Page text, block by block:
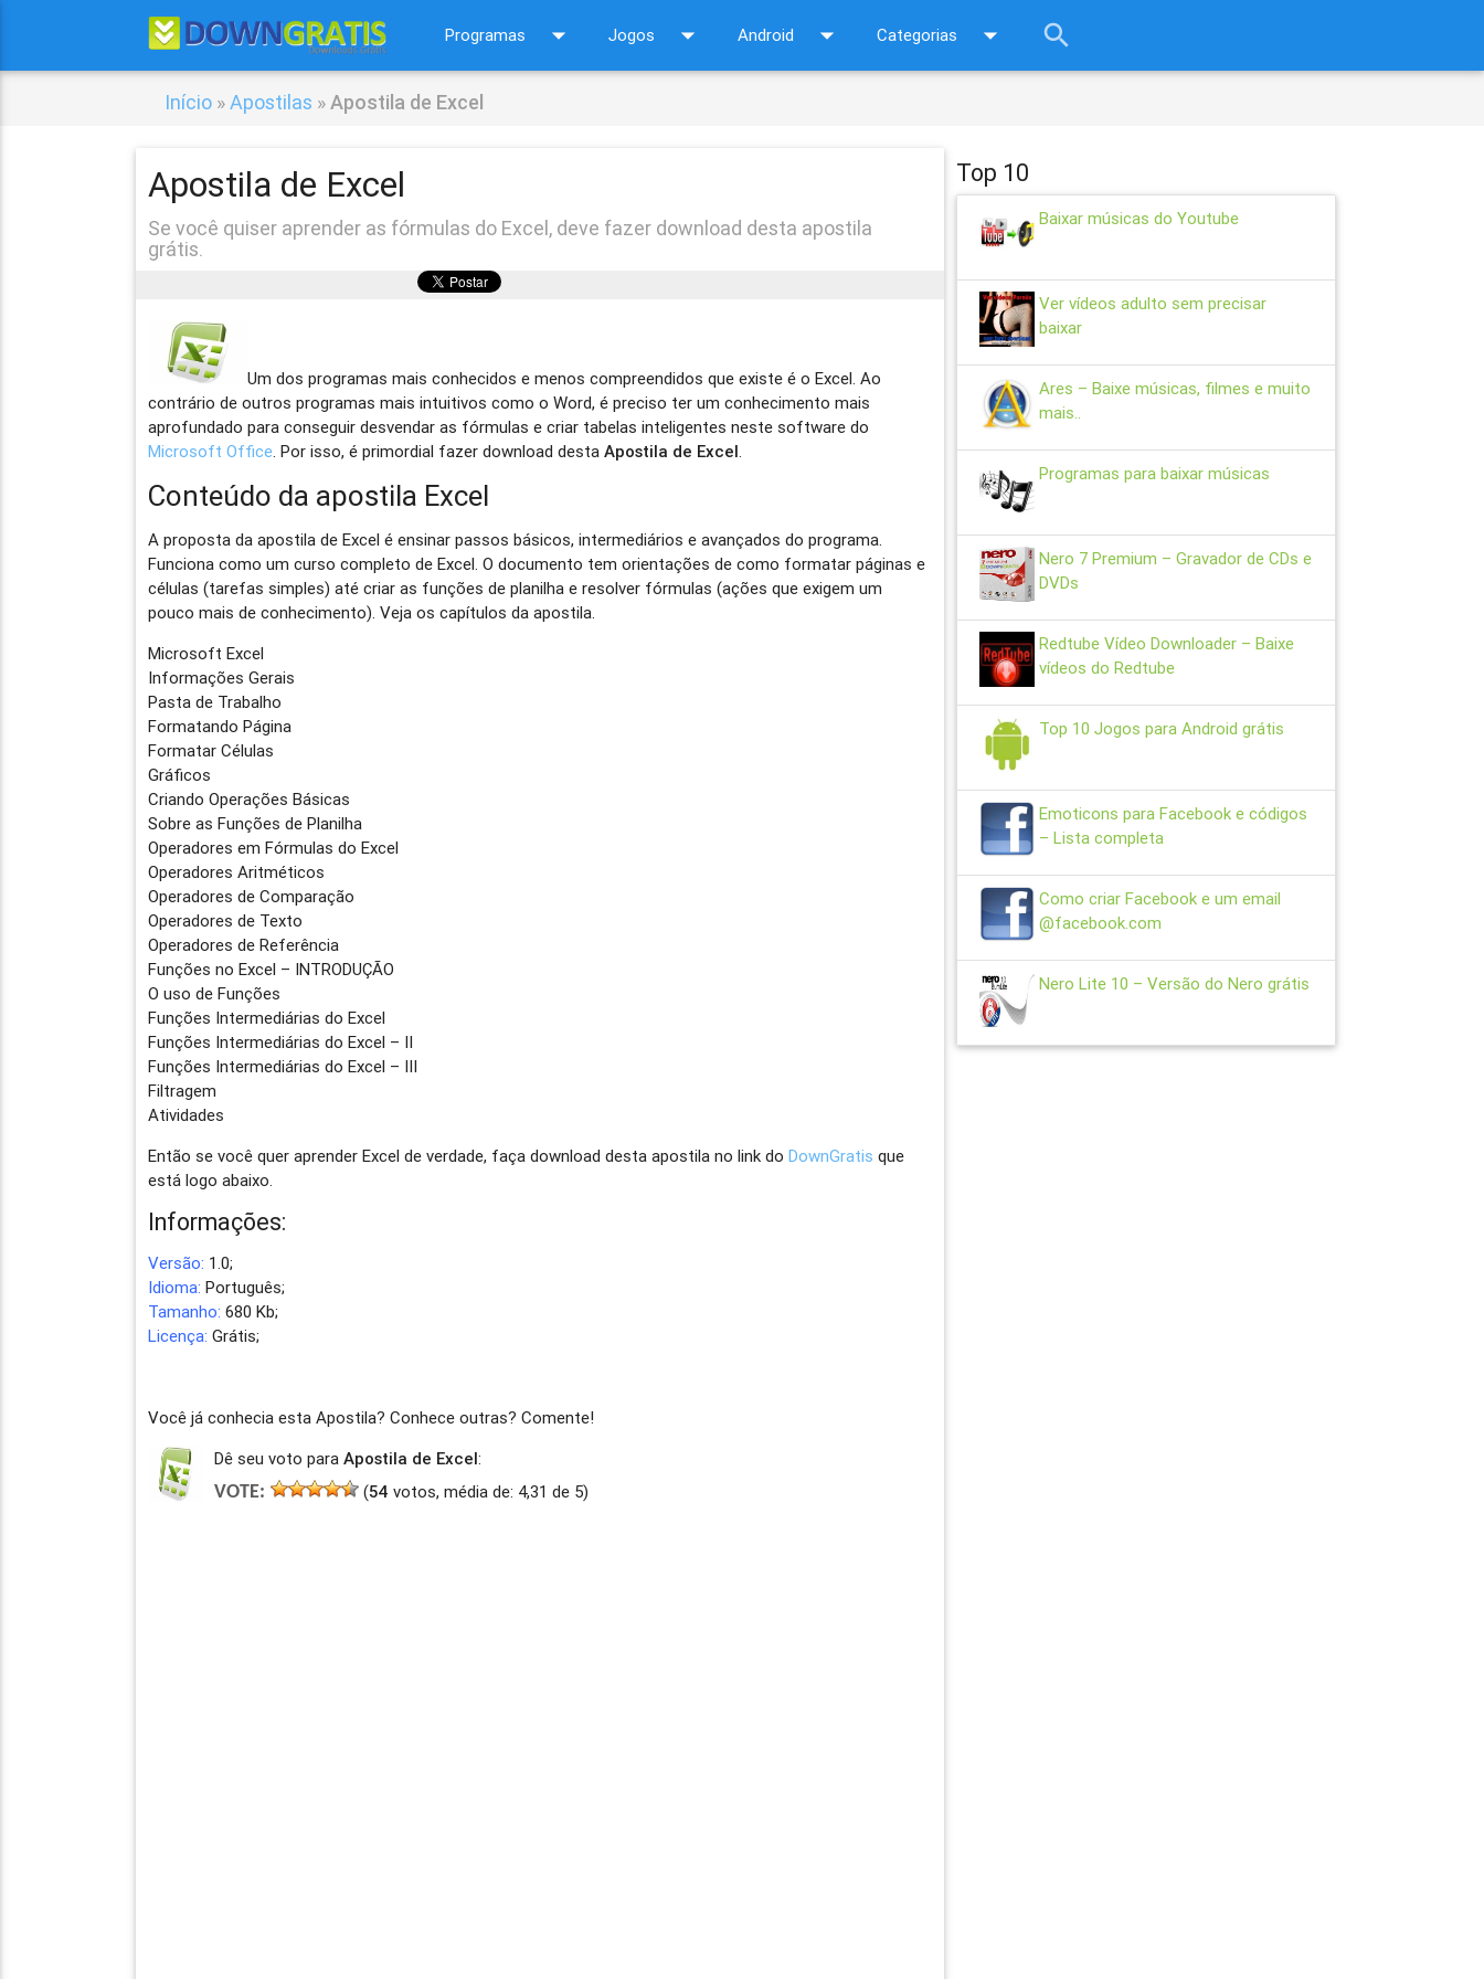
Programas arrow_drop_down Jogos arrow_drop_down Android arrow_drop_down Categorias arrow_drop_down search
Início »Apostilas »Apostila de Excel
Apostila de Excel
Se você quiser aprender as fórmulas do Excel, deve fazer download desta apostila
grátis.
Um dos programas mais conhecidos e menos compreendidos que existe é o Excel. Ao
contrário de outros programas mais intuitivos como o Word, é preciso ter um conhecimento mais
aprofundado para conseguir desvendar as fórmulas e criar tabelas inteligentes neste software do
Microsoft Office. Por isso, é primordial fazer download destaApostila de Excel.
Conteúdo da apostila Excel
A proposta da apostila de Excel é ensinar passos básicos, intermediários e avançados do programa.
Funciona como um curso completo de Excel. O documento tem orientações de como formatar páginas e
células (tarefas simples) até criar as funções de planilha e resolver fórmulas (ações que exigem um
pouco mais de conhecimento). Veja os capítulos da apostila.
Microsoft Excel
Informações Gerais
Pasta de Trabalho
Formatando Página
Formatar Células
Gráficos
Criando Operações Básicas
Sobre as Funções de Planilha
Operadores em Fórmulas do Excel
Operadores Aritméticos
Operadores de Comparação
Operadores de Texto
Operadores de Referência
Funções no Excel – INTRODUÇÃO
O uso de Funções
Funções Intermediárias do Excel
Funções Intermediárias do Excel – II
Funções Intermediárias do Excel – III
Filtragem
Atividades
Então se você quer aprender Excel de verdade, faça download desta apostila no link doDownGratis que
está logo abaixo.
Informações:
Versão: 1.0;
Idioma: Português;
Tamanho: 680 Kb;
Licença: Grátis;
Você já conhecia esta Apostila? Conhece outras? Comente!
Dê seu voto paraApostila de Excel:
VOTE:
(54 votos, média de: 4,31 de 5)
Top 10
Baixar músicas do Youtube
Ver vídeos adulto sem precisar
baixar
Ares – Baixe músicas, filmes e muito
mais..
Programas para baixar músicas
Nero 7 Premium – Gravador de CDs e
DVDs
Redtube Vídeo Downloader – Baixe
vídeos do Redtube
Top 10 Jogos para Android grátis
Emoticons para Facebook e códigos
– Lista completa
Como criar Facebook e um email
@facebook.com
Nero Lite 10 – Versão do Nero grátis